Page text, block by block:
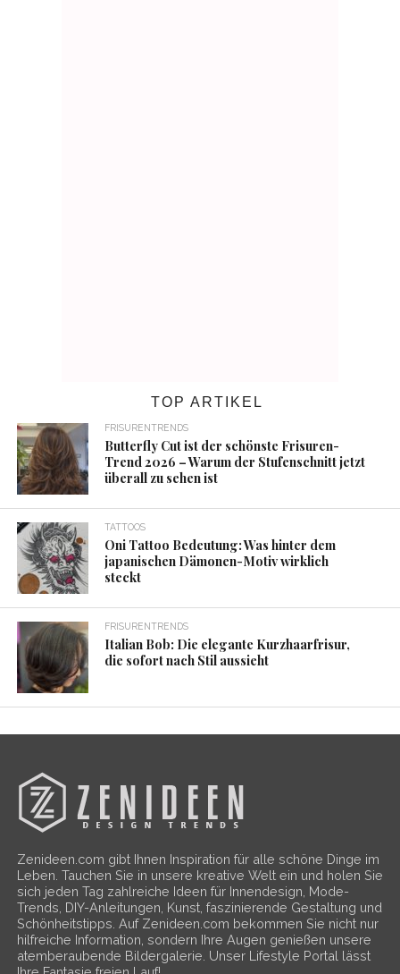
TOP ARTIKEL
FRISURENTRENDS
Butterfly Cut ist der schönste Frisuren-
Trend 2026 – Warum der Stufenschnitt jetzt
überall zu sehen ist
TATTOOS
Oni Tattoo Bedeutung: Was hinter dem
japanischen Dämonen-Motiv wirklich
steckt
FRISURENTRENDS
Italian Bob: Die elegante Kurzhaarfrisur,
die sofort nach Stil aussieht
Zenideen.com gibt Ihnen Inspiration für alle schöne Dinge im
Leben. Tauchen Sie in unsere kreative Welt ein und holen Sie
sich jeden Tag zahlreiche Ideen für Innendesign, Mode-
Trends, DIY-Anleitungen, Kunst, faszinierende Gestaltung und
Schönheitstipps. Auf Zenideen.com bekommen Sie nicht nur
hilfreiche Information, sondern Ihre Augen genießen unsere
atemberaubende Bildergalerie. Unser Lifestyle Portal lässt